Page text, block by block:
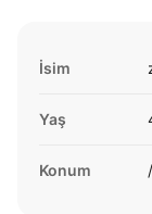
İsim
Yaş
Konum